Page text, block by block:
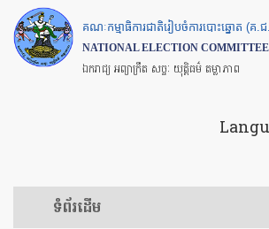
Skip
to
main
គណៈកម្មាធិការជាតិរៀបចំការបោះឆ្នោត (គ.
NATIONAL ELECTION
ឯករាជ្យ អព្យាក្រឹត សច្ចៈ យុត្តិធម៌ តម្លាភាព
ទំព័រ​ដើម